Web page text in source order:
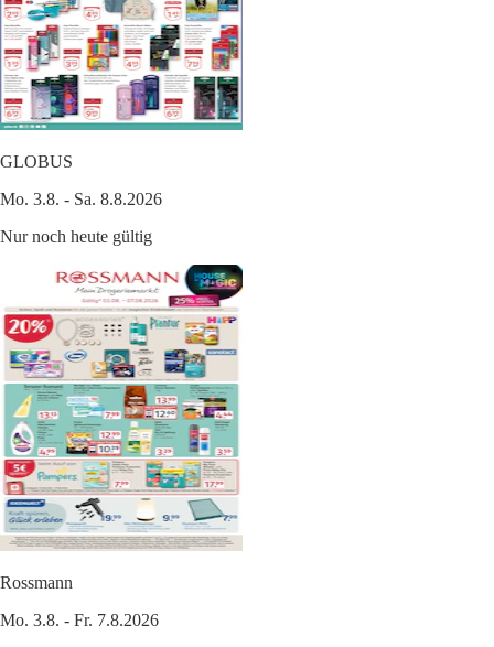
GLOBUS
Mo. 3.8. - Sa. 8.8.2026
Nur noch heute gültig
Rossmann
Mo. 3.8. - Fr. 7.8.2026